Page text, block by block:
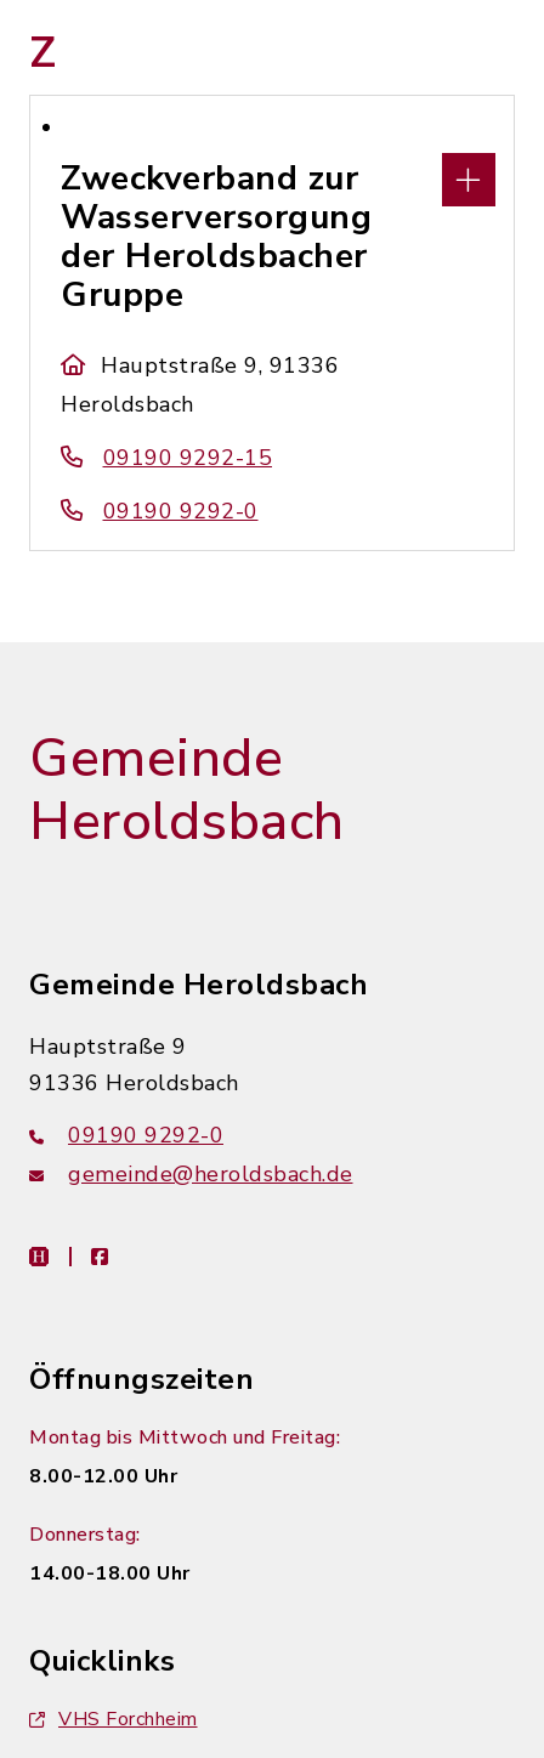
Z
Zweckverband zur
Wasserversorgung
der Heroldsbacher
Gruppe
Hauptstraße 9, 91336
Heroldsbach
09190 9292-15
09190 9292-0
Gemeinde
Heroldsbach
Gemeinde Heroldsbach
Hauptstraße 9
91336 Heroldsbach
09190 9292-0
gemeinde@heroldsbach.de
heimat-infofacebook
Öffnungszeiten
Montag bis Mittwoch und Freitag:
8.00-12.00 Uhr
Donnerstag:
14.00-18.00 Uhr
Quicklinks
VHS Forchheim